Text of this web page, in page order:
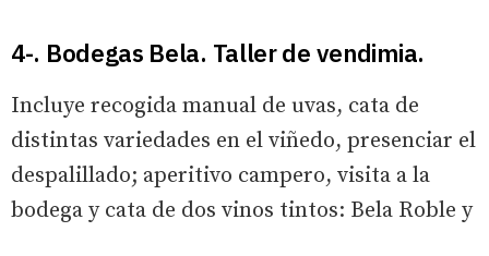
4-. Bodegas Bela. Taller de vendimia.
Incluye recogida manual de uvas, cata de
distintas variedades en el viñedo, presenciar el
despalillado; aperitivo campero, visita a la
bodega y cata de dos vinos tintos: Bela Roble y